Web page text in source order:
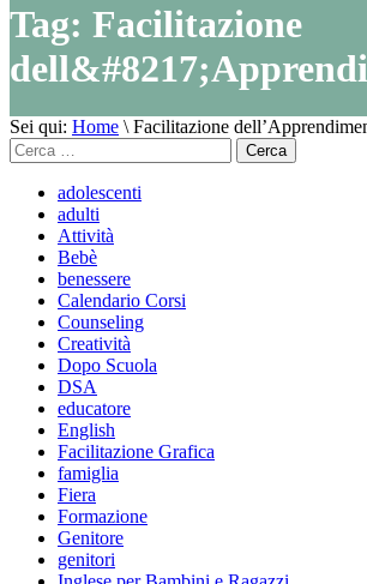
Tag: Facilitazione
Sei qui: Home \ Facilitazione
Cerca
per:
adolescenti
adulti
Attività
Bebè
benessere
Calendario Corsi
Counseling
Creatività
Dopo Scuola
DSA
educatore
English
Facilitazione Grafica
famiglia
Fiera
Formazione
Genitore
genitori